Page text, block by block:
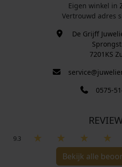
Eigen winkel in
Vertrouwd adres
De Grijff
7201KS
0575-
9.3
Bekijk alle